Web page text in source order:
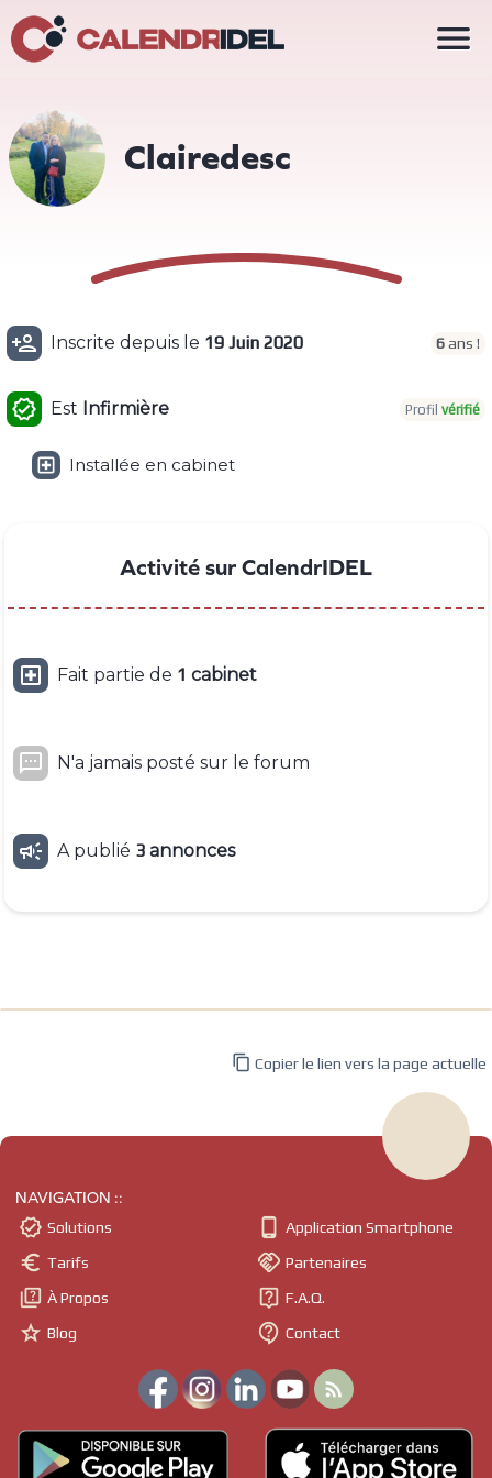
Clairedesc
 Inscrite depuis le 19 Juin 2020 6ans !
 Est Infirmière Profil vérifié
 Installée en cabinet
Activité sur CalendrIDEL
 Fait partie de 1 cabinet
 N'a jamais posté sur le forum
 A publié 3 annonces

 Copier le lien vers la page actuelle
NAVIGATION ::
 Solutions
 Tarifs
 À Propos
 Blog
 Application Smartphone
 Partenaires
 F.A.Q.
 Contact
